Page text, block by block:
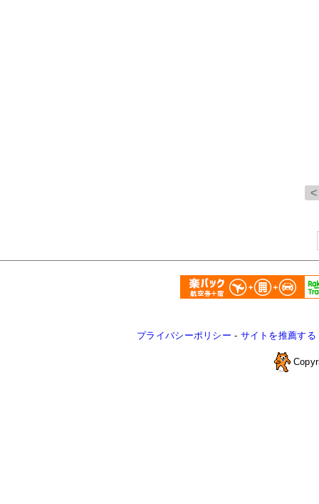
プライバシーポリシー - サイトを推薦する